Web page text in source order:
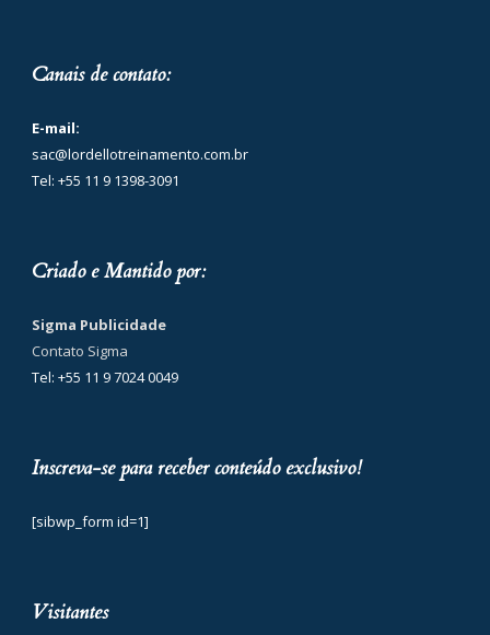
Canais de contato:
E-mail:
sac@lordellotreinamento.com.br
Tel: +55 11 9 1398-3091
Criado e Mantido por:
Sigma Publicidade
Contato Sigma
Tel: +55 11 9 7024 0049
Inscreva-se para receber conteúdo exclusivo!
[sibwp_form id=1]
Visitantes